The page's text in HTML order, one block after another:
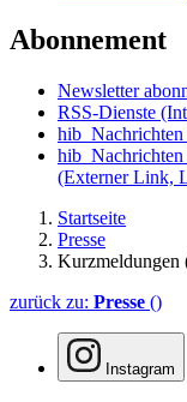
Abonnement
Newsletter
RSS-Dienste
(Externer Link,
Startseite
Presse
Kurzmeldungen
zurück zu: Presse ()
Instagram